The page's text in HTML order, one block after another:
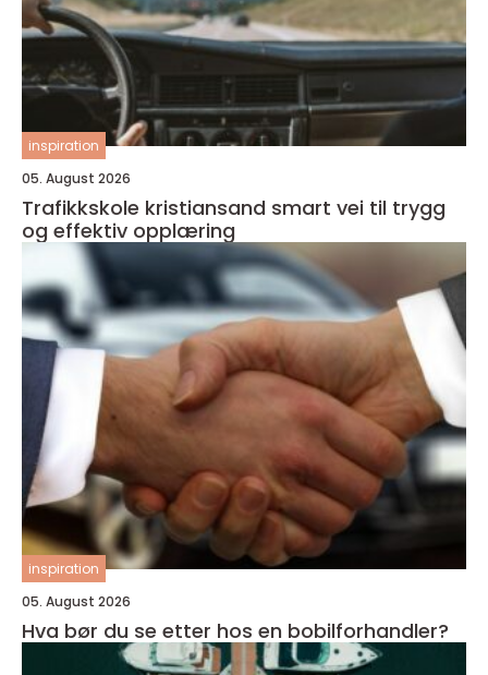
inspiration
05. August 2026
Trafikkskole kristiansand smart vei til trygg
og effektiv opplæring
inspiration
05. August 2026
Hva bør du se etter hos en bobilforhandler?